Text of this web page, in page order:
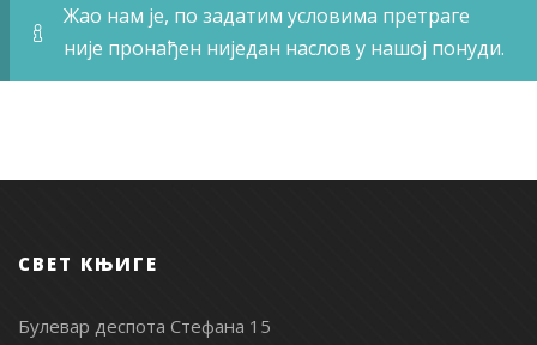
Жао нам је, по задатим условима претраге
није пронађен ниједан наслов у нашој понуди.
СВЕТ КЊИГЕ
Булевар деспота Стефана 15